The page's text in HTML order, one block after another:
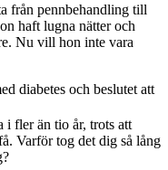
från pennbehandling till
haft lugna nätter och
Nu vill hon inte vara
diabetes och beslutet att
i fler än tio år, trots att
Varför tog det dig så lång